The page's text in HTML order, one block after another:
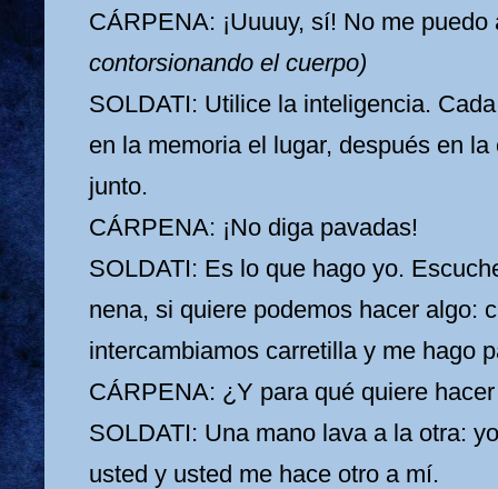
CÁRPENA: ¡Uuuuy, sí! No me
contorsionando el cuerpo)
SOLDATI: Utilice la inteligencia.
en la memoria el lugar, después en
junto.
CÁRPENA: ¡No diga pavadas!
SOLDATI: Es lo que hago yo.
nena, si quiere podemos hacer algo:
intercambiamos carretilla y me hago
CÁRPENA: ¿Y para qué quiere
SOLDATI: Una mano lava a la otra:
usted y usted me hace otro a mí.